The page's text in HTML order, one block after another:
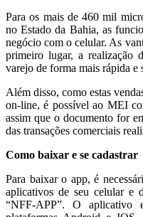
Para os mais de 460 mil
no Estado da Bahia, as
negócio com o celular. As
primeiro lugar, a realização
varejo de forma mais rápida e
Além disso, como estas
on-line, é possível ao MEI
assim que o documento for
das transações comerciais
Como baixar e se cadastrar
Para baixar o app, é
aplicativos de seu celular e
“NFF-APP”. O aplicativo